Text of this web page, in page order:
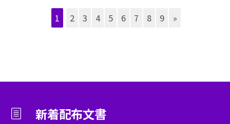
1 2 3 4 5 6 7 8 9 »
新着配布文書